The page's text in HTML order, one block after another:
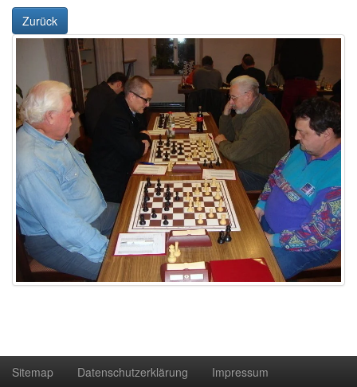
Zurück
Sitemap Datenschutzerklärung Impressum